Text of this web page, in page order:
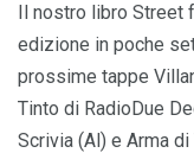
Il nostro libro Street
edizione in poche
prossime tappe
Tinto di RadioDue
Scrivia (Al) e Arma